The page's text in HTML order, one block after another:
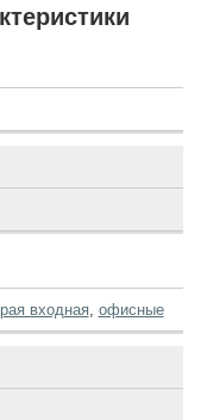
входная, офисные